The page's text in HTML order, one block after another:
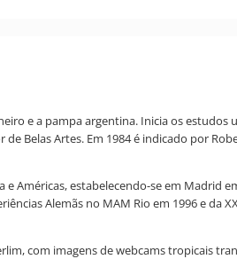
e a pampa argentina. Inicia os estudos
de Belas Artes. Em 1984 é indicado por
Américas, estabelecendo-se em Madrid
Alemãs no MAM Rio em 1996 e da
com imagens de webcams tropicais